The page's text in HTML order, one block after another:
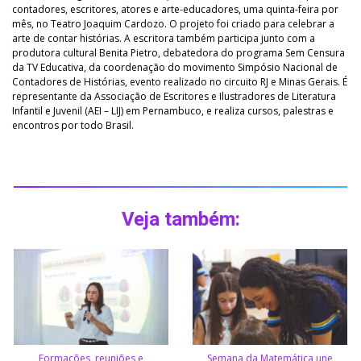
contadores, escritores, atores e arte-educadores, uma quinta-feira por
mês, no Teatro Joaquim Cardozo. O projeto foi criado para celebrar a
arte de contar histórias. A escritora também participa junto com a
produtora cultural Benita Pietro, debatedora do programa Sem Censura
da TV Educativa, da coordenação do movimento Simpósio Nacional de
Contadores de Histórias, evento realizado no circuito RJ e Minas Gerais. É
representante da Associação de Escritores e Ilustradores de Literatura
Infantil e Juvenil (AEI – LIJ) em Pernambuco, e realiza cursos, palestras e
encontros por todo Brasil.
Veja também:
Formações, reuniões e Semana da Matemática une